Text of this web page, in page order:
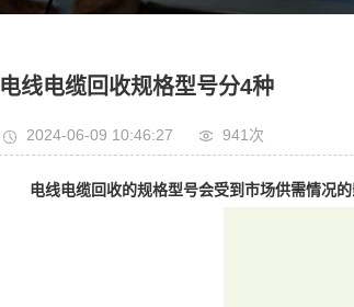
电线电缆回收规格型号分4种
2024-06-09 10:46:27 941次
电线电缆回收的规格型号会受到市场供需情况